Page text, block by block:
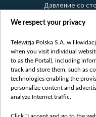
Давление со
Правила
We respect your privacy
Telewizja Polska S.A. w
when you visit individual
to as the Portal), including
track and store them, such as
technologies enabling the
personalize content and
analyze Internet traffic.